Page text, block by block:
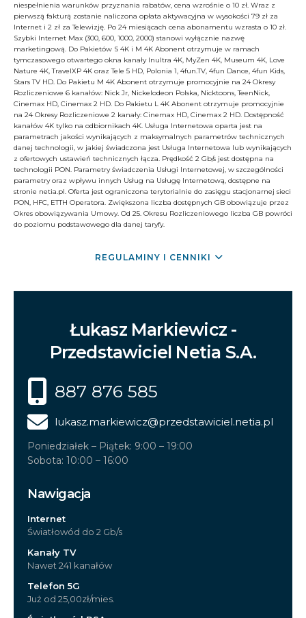
niespełnienia warunków przyznania rabatów, cena wzrośnie o 10 zł. Wraz z
pierwszą fakturą zostanie naliczona opłata aktywacyjna w wysokości 79 zł za
Internet i 2 zł za Telewizję. Po 24 miesiącach cena abonamentu wzrasta o 10 zł.
Szybki Internet Max (300, 600, 1000, 2000) stanowi wyłącznie nazwę
marketingową. Do Pakietów S 4K i M 4K Abonent otrzymuje w ramach
tymczasowego otwartego okna kanały Inultra 4K, MyZen 4K, Museum 4K, Love
Nature 4K, TravelXP 4K oraz Tele 5 HD, Polonia 1, 4fun.TV, 4fun Dance, 4fun Kids,
Stars TV HD. Do Pakietu M 4K Abonent otrzymuje promocyjnie na 24 Okresy
Rozliczeniowe 6 kanałów: Nick Jr, Nickelodeon Polska, Nicktoons, TeenNick,
Cinemax HD, Cinemax 2 HD. Do Pakietu L 4K Abonent otrzymuje promocyjnie
na 24 Okresy Rozliczeniowe 2 kanały: Cinemax HD, Cinemax 2 HD. Dostępność
kanałów 4K tylko na odbiornikach 4K. Usługa Internetowa oparta jest na
parametrach jakości wynikających z maksymalnych parametrów technicznych
danej technologii, w jakiej świadczona jest Usługa Internetowa lub wynikających
z ofertowych ustawień technicznych łącza. Prędkość 2 Gb/s jest dostępna na
technologii PON. Parametry świadczenia Usługi Internetowej, w szczególności
parametry oraz wpływu innych Usług na Usługę Internetową, dostępne na
stronie netia.pl. Oferta jest ograniczona terytorialnie do zasięgu stacjonarnej sieci
PON, HFC, ETTH Operatora. Zwiększona liczba dostępnych GB obowiązuje przez
Okres obowiązywania Umowy. Od 25. Okresu Rozliczeniowego liczba GB powróci
do poziomu podstawowego dla danej taryfy.
REGULAMINY I CENNIKI
Łukasz Markiewicz -
Przedstawiciel Netia S.A.
887 876 585
lukasz.markiewicz@przedstawiciel.netia.pl
Poniedziałek – Piątek: 9:00 – 19:00
Sobota: 10:00 – 16:00
Nawigacja
Internet
Światłowód do 2 Gb/s
Kanały TV
Nawet 241 kanałów
Telefon 5G
Już od 25,00zł/mies.